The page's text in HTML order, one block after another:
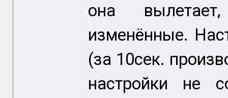
она
изменённые.
(за 10сек.
настройки не